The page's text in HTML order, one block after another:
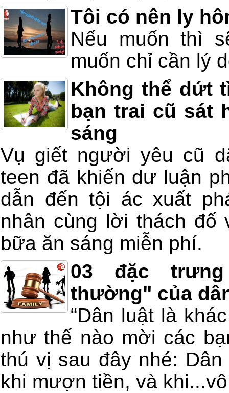
Tôi có nên ly
Nếu muốn thì
muốn chỉ cần lý
Không thể dứt
bạn trai cũ sát
sáng
Vụ giết người yêu cũ
teen đã khiến dư luận
dẫn đến tội ác xuất
nhân cùng lời thách
bữa ăn sáng miễn phí.
03 đặc
thường" của
“Dân luật là
như thế nào mời các
thú vị sau đây nhé:
khi mượn tiền, và